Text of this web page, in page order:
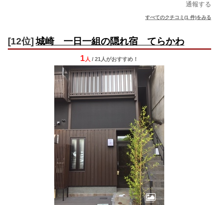
通報する
すべてのクチコミ(1 件)をみる
[12位] 城崎 一日一組の隠れ宿 てらかわ
1 人 / 21人がおすすめ！